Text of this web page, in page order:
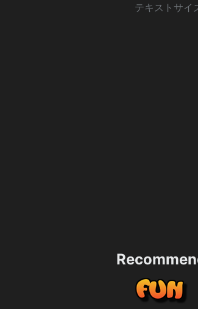
テキストサイ